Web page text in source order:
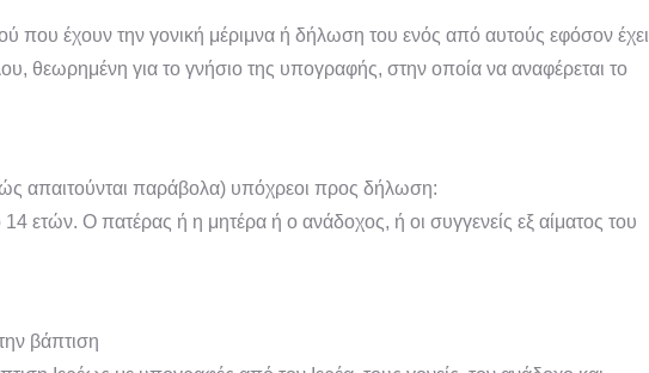
που έχουν την γονική μέριμνα ή δήλωση του ενός από αυτούς εφόσον έχει
θεωρημένη για το γνήσιο της υπογραφής, στην οποία να αναφέρεται το
απαιτούνται παράβολα) υπόχρεοι προς δήλωση:
ετών. Ο πατέρας ή η μητέρα ή ο ανάδοχος, ή οι συγγενείς εξ αίματος του
βάπτιση